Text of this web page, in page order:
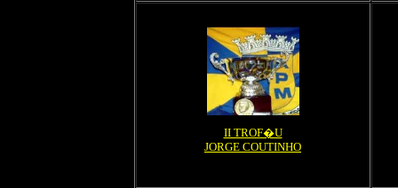
II TROF�U
JORGE COUTINHO